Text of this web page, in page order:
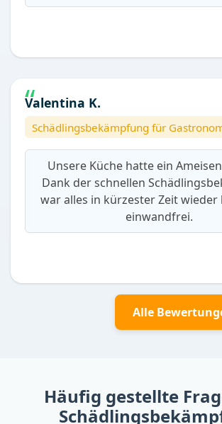
Valentina K.
Schädlingsbekämpfung für
Unsere Küche hatte ein
Dank der schnellen
war alles in kürzester Zeit wieder
einwandfrei.
Alle
Häufig gestellte